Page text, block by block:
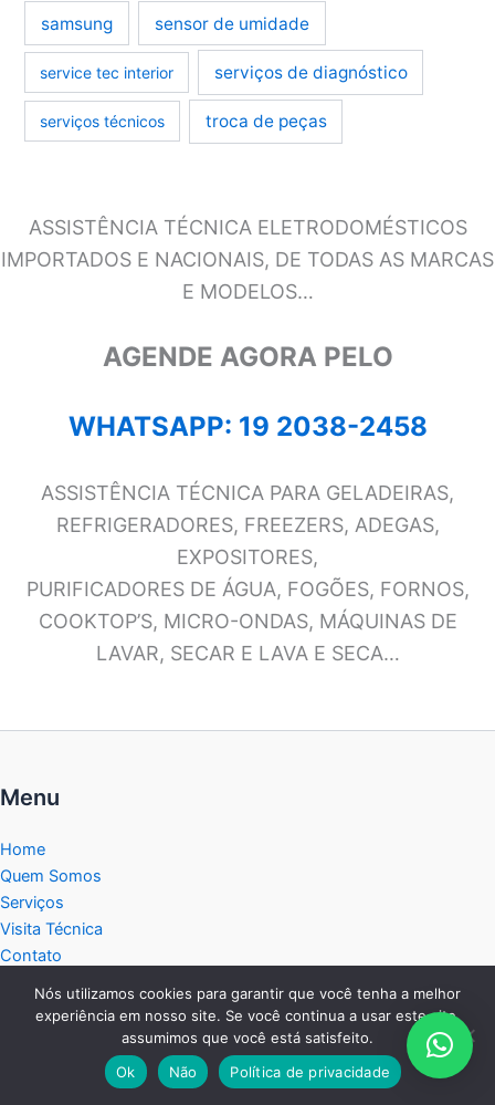
samsung sensor de umidade
service tec interior serviços de diagnóstico
serviços técnicos troca de peças
ASSISTÊNCIA TÉCNICA ELETRODOMÉSTICOS
IMPORTADOS E NACIONAIS, DE TODAS AS MARCAS
E MODELOS…
AGENDE AGORA PELO
WHATSAPP: 19 2038-2458
ASSISTÊNCIA TÉCNICA PARA GELADEIRAS,
REFRIGERADORES, FREEZERS, ADEGAS,
EXPOSITORES,
PURIFICADORES DE ÁGUA, FOGÕES, FORNOS,
COOKTOP’S, MICRO-ONDAS, MÁQUINAS DE
LAVAR, SECAR E LAVA E SECA…
Menu
Home
Quem Somos
Serviços
Visita Técnica
Contato
Política de privacidade
Service Tec Interior
Nós utilizamos cookies para garantir que você tenha a melhor
experiência em nosso site. Se você continua a usar este site,
assumimos que você está satisfeito.
Ok
Não Política de privacidade